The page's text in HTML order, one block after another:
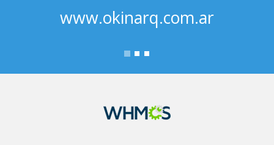
www.furiusao.com.ar